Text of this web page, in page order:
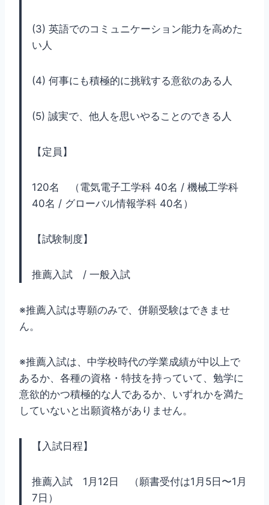
(3) 英語でのコミュニケーション能力を高めた
い人
(4) 何事にも積極的に挑戦する意欲のある人
(5) 誠実で、他人を思いやることのできる人
【定員】
120名 （電気電子工学科 40名 / 機械工学科
40名 / グローバル情報学科 40名）
【試験制度】
推薦入試 / 一般入試
※推薦入試は専願のみで、併願受験はできませ
ん。
※推薦入試は、中学校時代の学業成績が中以上で
あるか、各種の資格・特技を持っていて、勉学に
意欲的かつ積極的な人であるか、いずれかを満た
していないと出願資格がありません。
【入試日程】
推薦入試 1月12日 （願書受付は1月5日〜1月
7日）